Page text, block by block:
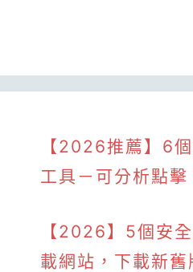
【2026推薦】6
工具－可分析點擊
【2026】5個安
載網站，下載新舊